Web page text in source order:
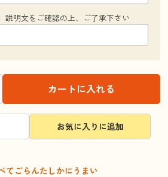
説明文をご確認の上、ご了承下さい
カートに入れる
お気に入りに追加
ごらんたしかにうまい